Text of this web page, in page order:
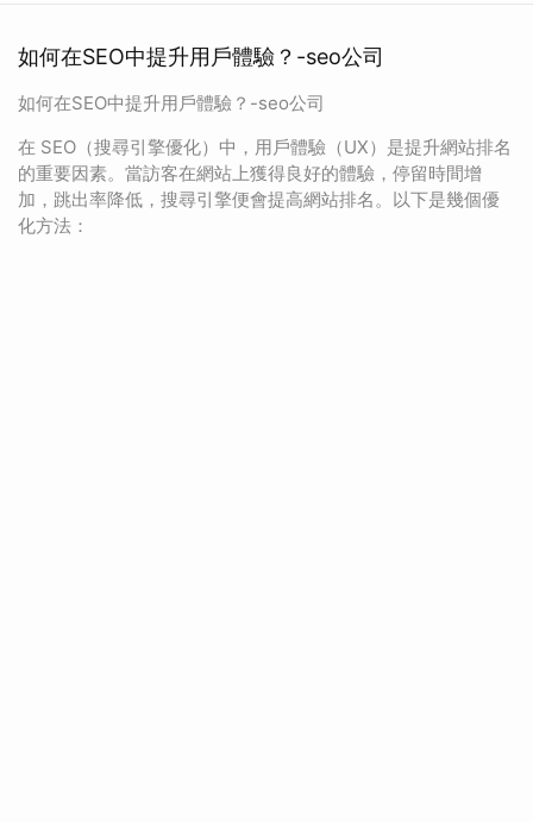
如何在SEO中提升用戶體驗？-seo公司
如何在SEO中提升用戶體驗？-seo公司
在 SEO（搜尋引擎優化）中，用戶體驗（UX）是提升網站排名
的重要因素。當訪客在網站上獲得良好的體驗，停留時間增
加，跳出率降低，搜尋引擎便會提高網站排名。以下是幾個優
化方法：